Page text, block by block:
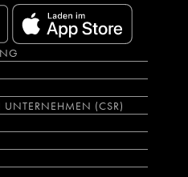
(CSR)